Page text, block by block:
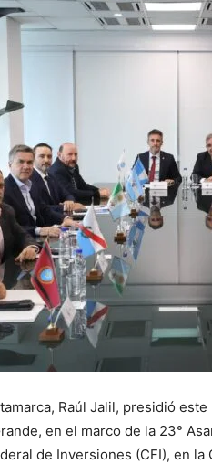
Raúl Jalil, presidió
en el marco de la 23°
de Inversiones (CFI), en la